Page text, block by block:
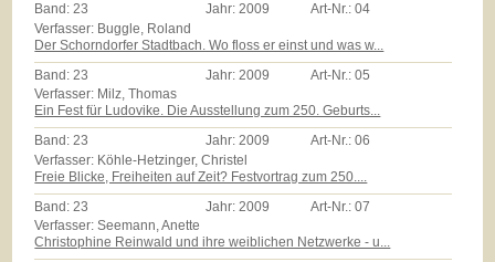
Band:23 Jahr:2009 Art-Nr.:04
Verfasser: Buggle, Roland
Der Schorndorfer Stadtbach. Wo floss er einst und was w...
Band:23 Jahr:2009 Art-Nr.:05
Verfasser: Milz, Thomas
Ein Fest für Ludovike. Die Ausstellung zum 250. Geburts...
Band:23 Jahr:2009 Art-Nr.:06
Verfasser: Köhle-Hetzinger, Christel
Freie Blicke, Freiheiten auf Zeit? Festvortrag zum 250....
Band: 23 Jahr: 2009 Art-Nr.:07
Verfasser: Seemann, Anette
Christophine Reinwald und ihre weiblichen Netzwerke - u...